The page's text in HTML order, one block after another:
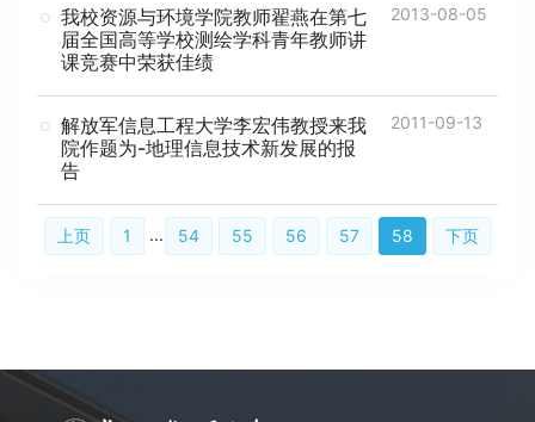
2013-08-05
我校资源与环境学院教师翟燕在第七
届全国高等学校测绘学科青年教师讲
课竞赛中荣获佳绩
2011-09-13
解放军信息工程大学李宏伟教授来我
院作题为-地理信息技术新发展的报
告
上页 1 ... 54 55 56 57 58 下页